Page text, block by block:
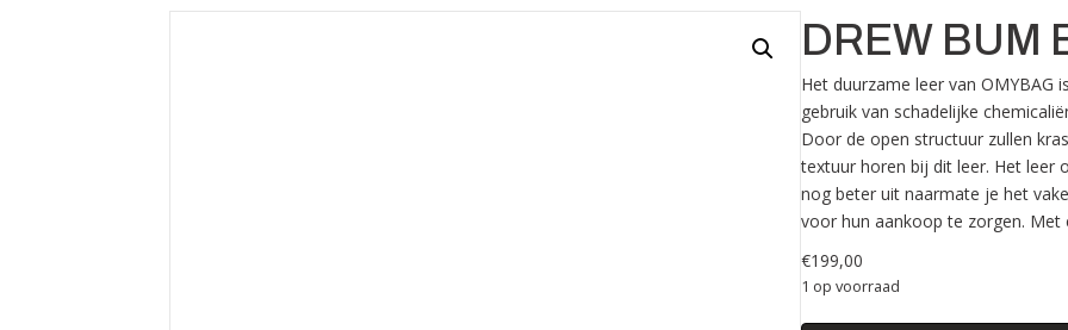
DREW BUM
Het duurzame leer van OMYBAG
gebruik van schadelijke
Door de open structuur zullen
textuur horen bij dit leer. Het leer
nog beter uit naarmate je het
voor hun aankoop te zorgen.
€199,00
1 op voorraad